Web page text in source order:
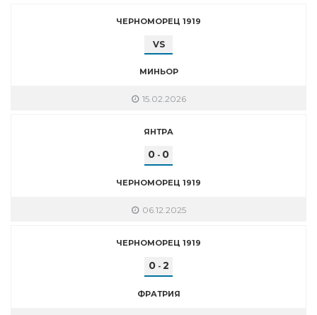
ЧЕРНОМОРЕЦ 1919
VS
МИНЬОР
15.02.2026
ЯНТРА
0 - 0
ЧЕРНОМОРЕЦ 1919
06.12.2025
ЧЕРНОМОРЕЦ 1919
0- 2
ФРАТРИЯ